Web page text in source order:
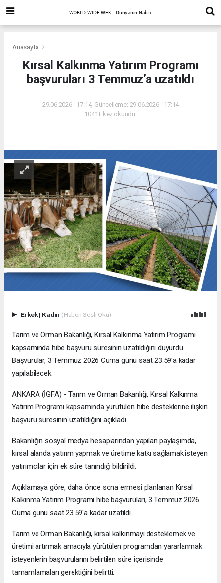
Anasayfa
Kırsal Kalkınma Yatırım Programı
başvuruları 3 Temmuz’a uzatıldı
29.06.2026 - 17:14, Güncelleme: 29.06.2026 - 17:14
1041+ kez okundu.
Erkek| Kadın (Haberi Sesli Oku)
Tarım ve Orman Bakanlığı, Kırsal Kalkınma Yatırım Programı
kapsamında hibe başvuru süresinin uzatıldığını duyurdu.
Başvurular, 3 Temmuz 2026 Cuma günü saat 23.59’a kadar
yapılabilecek.
ANKARA (İGFA) - Tarım ve Orman Bakanlığı, Kırsal Kalkınma
Yatırım Programı kapsamında yürütülen hibe desteklerine ilişkin
başvuru süresinin uzatıldığını açıkladı.
Bakanlığın sosyal medya hesaplarından yapılan paylaşımda,
kırsal alanda yatırım yapmak ve üretime katkı sağlamak isteyen
yatırımcılar için ek süre tanındığı bildirildi.
Açıklamaya göre, daha önce sona ermesi planlanan Kırsal
Kalkınma Yatırım Programı hibe başvuruları, 3 Temmuz 2026
Cuma günü saat 23.59'a kadar uzatıldı.
Tarım ve Orman Bakanlığı, kırsal kalkınmayı desteklemek ve
üretimi artırmak amacıyla yürütülen programdan yararlanmak
isteyenlerin başvurularını belirtilen süre içerisinde
tamamlamaları gerektiğini belirtti.